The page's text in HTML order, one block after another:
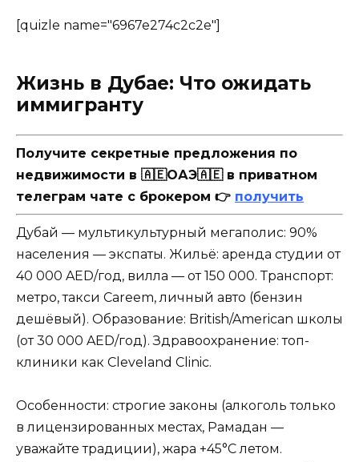
[quizle name="6967e274c2c2e"]
Жизнь в Дубае: Что ожидать
иммигранту
Получите секретные предложения по
недвижимости в 🇦🇪ОАЭ🇦🇪 в приватном
телеграм чате с брокером 👉 получить
Дубай — мультикультурный мегаполис: 90%
населения — экспаты. Жильё: аренда студии от
40 000 AED/год, вилла — от 150 000. Транспорт:
метро, такси Careem, личный авто (бензин
дешёвый). Образование: British/American школы
(от 30 000 AED/год). Здравоохранение: топ-
клиники как Cleveland Clinic.
Особенности: строгие законы (алкоголь только
в лицензированных местах, Рамадан —
уважайте традиции), жара +45°C летом.